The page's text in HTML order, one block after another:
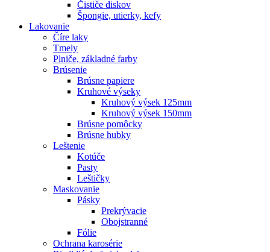
Čističe diskov
Špongie, utierky, kefy
Lakovanie
Číre laky
Tmely
Plniče, základné farby
Brúsenie
Brúsne papiere
Kruhové výseky
Kruhový výsek 125mm
Kruhový výsek 150mm
Brúsne pomôcky
Brúsne hubky
Leštenie
Kotúče
Pasty
Leštičky
Maskovanie
Pásky
Prekrývacie
Obojstranné
Fólie
Ochrana karosérie